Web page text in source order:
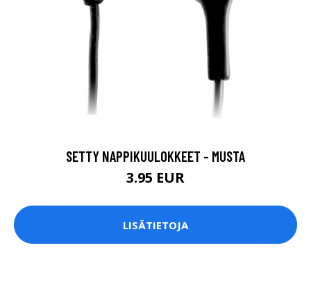
SETTY NAPPIKUULOKKEET - MUSTA
3.95 EUR
LISÄTIETOJA